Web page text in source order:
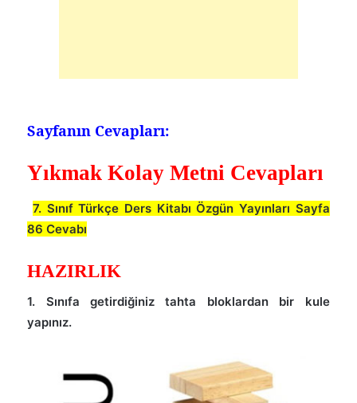
Sayfanın Cevapları:
Yıkmak Kolay Metni Cevapları
7. Sınıf Türkçe Ders Kitabı Özgün Yayınları Sayfa
86 Cevabı
HAZIRLIK
1. Sınıfa getirdiğiniz tahta bloklardan bir kule
yapınız.